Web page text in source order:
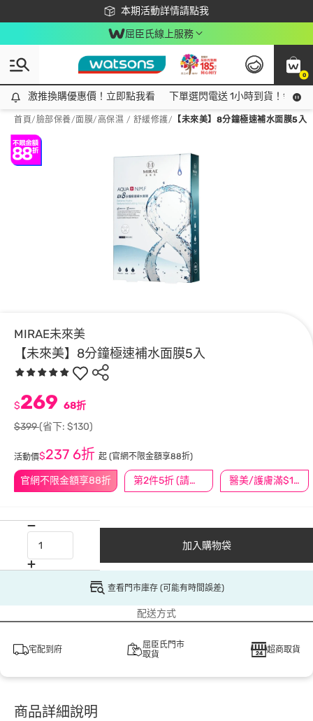
本期活動詳情請點我
下載app最高回饋$350
屈臣氏線上服務
0
激推換購優惠價！立即點我看
激推換購優惠價！立即點我看 下單選閃電送 1小時到貨！領神
首頁/臉部保養/面膜/ 高保濕 / 舒緩修護/ 【未來美】8分鐘極速補水面膜5入
MIRAE未來美
【未來美】8分鐘極速補水面膜5入
官網不限金額享88折 第2件5折 (請任選2件商品) 醫美/護膚滿$1200送$200
$269 68折
$399(省下: $130)
活動價$237 6折 起 (官網不限金額享88折)
加入購物袋
查看門市庫存 (可能有時間誤差)
配送方式
宅配到府
屈臣氏門市
取貨
超商取貨
商品詳細說明